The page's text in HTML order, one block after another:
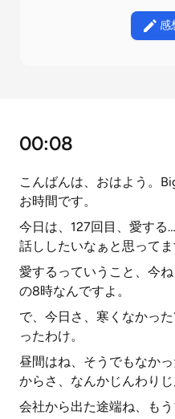
感
00:08
こんばんは、おはよう。
お時間です。
今日は、127回目、愛する
話ししたいなぁと思ってま
愛するっていうこと、今
の8時なんですよ。
で、今日さ、寒くなかっ
ったわけ。
昼間はね、そうでもなか
からさ、なんかじんわりじ
会社から出た途端ね、も